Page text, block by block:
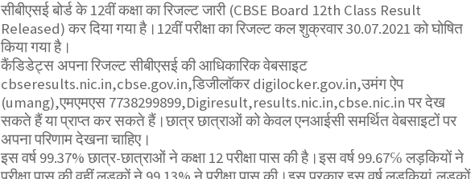
सीबीएसई बोर्ड के 12वीं कक्षा का रिजल्ट जारी (CBSE Board 12th Class Result
Released) कर दिया गया है।12वीं परीक्षा का रिजल्ट कल शुक्रवार 30.07.2021 को घोषित
किया गया है।
कैंडिडेट्स अपना रिजल्ट सीबीएसई की आधिकारिक वेबसाइट
cbseresults.nic.in,cbse.gov.in,डिजीलाॅकर digilocker.gov.in,उमंग ऐप
(umang),एमएमएस 7738299899,Digiresult,results.nic.in,cbse.nic.in पर देख
सकते हैं या प्राप्त कर सकते हैं।छात्र छात्राओं को केवल एनआईसी समर्थित वेबसाइटों पर
अपना परिणाम देखना चाहिए।
इस वर्ष 99.37% छात्र-छात्राओं ने कक्षा 12 परीक्षा पास की है।इस वर्ष 99.67℅ लड़कियों ने